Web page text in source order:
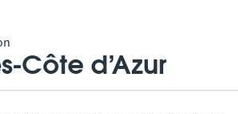
Côte d’Azur